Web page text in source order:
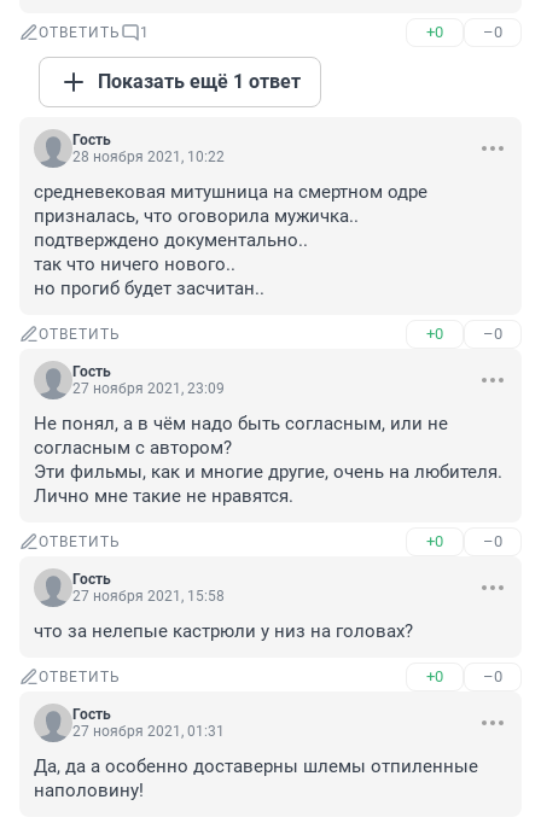
ОТВЕТИТЬ 1 +0 –0
Показать ещё 1 ответ
Гость
28 ноября 2021, 10:22
средневековая митушница на смертном одре
призналась, что оговорила мужичка..
подтверждено документально..
так что ничего нового..
но прогиб будет засчитан..
ОТВЕТИТЬ +0 –0
Гость
27 ноября 2021, 23:09
Не понял, а в чём надо быть согласным, или не
согласным с автором?
Эти фильмы, как и многие другие, очень на любителя.
Лично мне такие не нравятся.
ОТВЕТИТЬ +0 –0
Гость
27 ноября 2021, 15:58
что за нелепые кастрюли у низ на головах?
ОТВЕТИТЬ +0 –0
Гость
27 ноября 2021, 01:31
Да, да а особенно доставерны шлемы отпиленные
наполовину!